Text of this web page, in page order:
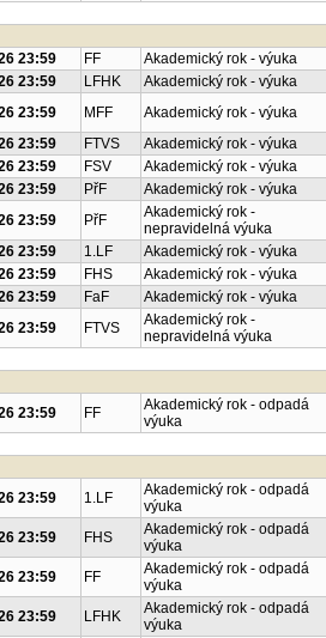
23:59 FF
Akademický rok - výuka
23:59 LFHK
Akademický rok - výuka
23:59 MFF
Akademický rok - výuka
23:59 FTVS
Akademický rok - výuka
23:59 FSV
Akademický rok - výuka
23:59 PřF
Akademický rok - výuka
23:59 PřF
Akademický rok -
nepravidelná výuka
23:59 1.LF
Akademický rok - výuka
23:59 FHS
Akademický rok - výuka
23:59 FaF
Akademický rok - výuka
23:59 FTVS
Akademický rok -
nepravidelná výuka
23:59 FF
Akademický rok - odpadá
výuka
23:59 1.LF
Akademický rok - odpadá
výuka
23:59 FHS
Akademický rok - odpadá
výuka
23:59 FF
Akademický rok - odpadá
výuka
23:59 LFHK
Akademický rok - odpadá
výuka